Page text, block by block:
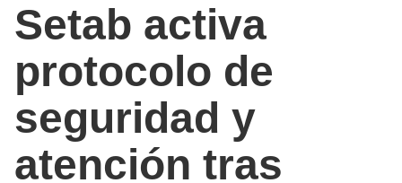
Setab activa
protocolo de
seguridad y
atención tras